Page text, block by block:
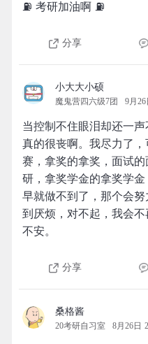
⛽️ 考研加油啊 ⛽️
分享
小大大小硕
魔鬼营四六级7团 9月
当控制不住眼泪却还一声
真的很丧啊。我尽力了
赛，拿奖的拿奖，面试
研，拿奖学金的拿奖学金
早就做不到了，那个会
到厌烦，对不起，我会
不安。
分享
桑格酱
20考研自习室 8月26日